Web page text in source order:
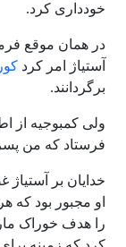
خودداری کرد.
در همان موقع
آستیاژ امر کرد
برگردانند.
ولی کمبوجیه از
فرستاد که من
خدایان بر آستیاژ
او مجبور بود که
را هدف خوراک